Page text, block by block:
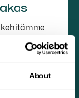
About
selkeästi.